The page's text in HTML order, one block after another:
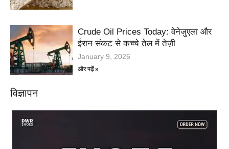
Crude Oil Prices Today: वेनेजुएला और
ईरान संकट से कच्चे तेल में तेज़ी
January 9, 2026
और पढ़ें »
विज्ञापन